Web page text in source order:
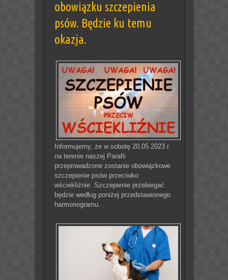
obowiązku szczepienia
psów. Będzie ku temu
okazja.
Informujemy, że w sobotę 20.05.2023 r.
na terenie naszej Parafii
przeprowadzone zostanie obowiązkowe
szczepienie psów przeciwko
wściekliźnie. Szczepienie przebiegać
będzie według poniżej przedstawionego
harmonogramu.